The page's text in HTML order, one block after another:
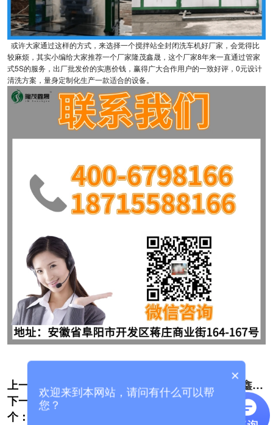
或许大家通过这样的方式，来选择一个搅拌站全封闭洗车机好厂家，会觉得比
较麻烦，其实小编给大家推荐一个厂家隆茂鑫晟，这个厂家8年来一直通过管家
式5S的服务，出厂批发价的实惠价钱，赢得广大合作用户的一致好评，0元设计
清洗方案，量身定制化生产一款适合的设备。
上一个: 莱芜全自动电脑洗车机使用简单吗[隆茂鑫
晟]
下一
个：
贺州全自动隧道式洗车机清洗干净吗[隆茂鑫
×
欢迎来到本网站，请问有什么可以帮
您？